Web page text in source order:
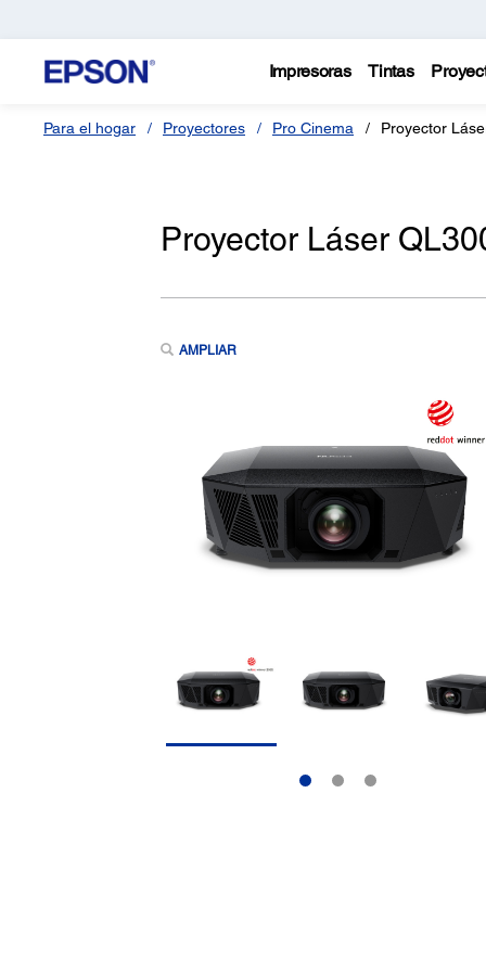
Impresoras Tintas
Para el hogar Proyectores Pro Cinema Proyector
Proyector Láser
AMPLIAR